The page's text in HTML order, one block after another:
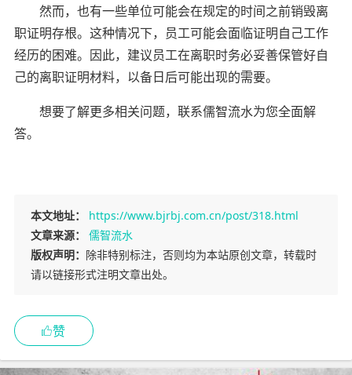
然而，也有一些单位可能会在规定的时间之前销毁离
职证明存根。这种情况下，员工可能会面临证明自己工作
经历的困难。因此，建议员工在离职时务必妥善保管好自
己的离职证明材料，以备日后可能出现的需要。
想要了解更多相关问题，联系儒智流水为您全面解
答。
本文地址：
https://www.bjrbj.com.cn/post/318.html
文章来源：
儒智流水
版权声明： 除非特别标注，否则均为本站原创文章，转载时
请以链接形式注明文章出处。
赞